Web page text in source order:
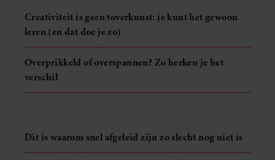
Creativiteit is geen toverkunst: je kunt het gewoon
leren (en dat doe je zo)
Overprikkeld of overspannen? Zo herken je het
verschil
Dit is waarom snel afgeleid zijn zo slecht nog niet is